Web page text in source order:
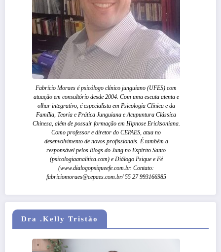
Fabrício Moraes é psicólogo clínico junguiano (UFES) com
atuação em consultório desde 2004. Com uma escuta atenta e
olhar integrativo, é especialista em Psicologia Clínica e da
Família, Teoria e Prática Junguiana e Acupuntura Clássica
Chinesa, além de possuir formação em Hipnose Ericksoniana.
Como professor e diretor do CEPAES, atua no
desenvolvimento de novos profissionais. É também a
responsável pelos Blogs do Jung no Espírito Santo
(psicologiaanalitica.com) e Diálogo Psique e Fé
(www.dialogopsiqueefe.com.br. Contato:
fabriciomoraes@cepaes.com.br/ 55 27 993166985
Dra .Kelly Tristão